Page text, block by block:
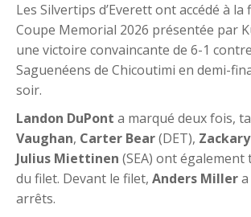
Les Silvertips d’Everett ont accédé à la
Coupe Memorial 2026 présentée par
une victoire convaincante de 6-1
Saguenéens de Chicoutimi en demi-
soir.
Landon DuPont a marqué deux fois,
Vaughan, Carter Bear(DET),
Julius Miettinen (SEA) ont
du filet. Devant le filet, Anders Miller
arrêts.